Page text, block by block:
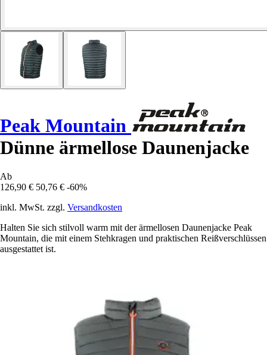
Peak Mountain
Dünne ärmellose Daunenjacke
Ab
126,90 € 50,76 € -60%
inkl. MwSt. zzgl. Versandkosten
Halten Sie sich stilvoll warm mit der ärmellosen Daunenjacke Peak
Mountain, die mit einem Stehkragen und praktischen Reißverschlüssen
ausgestattet ist.